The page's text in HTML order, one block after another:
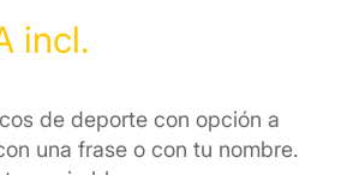
incl.
de deporte con opción a
una frase o con tu nombre.